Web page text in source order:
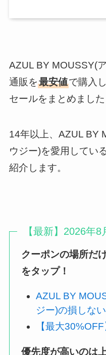
AZUL BY MOUSSY(
通販を最安値で購入
セールをまとめました
14年以上、AZUL BY
ウジー)を愛用してい
紹介します。
【最新】2026年8
クーポンの場所だ
をタップ！
AZUL BY
ジー)の損しな
【最大
優先度が高いのは